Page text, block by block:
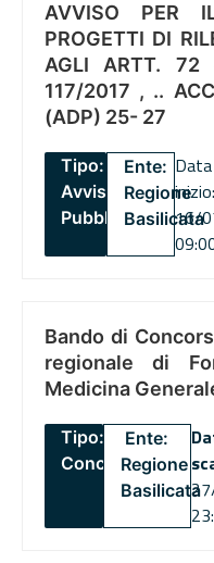
AVVISO PER
PROGETTI DI
AGLI ARTT.
117/2017 , ..
(ADP) 25- 27
Tipo:
Avviso
Pubblico
Ente:
Regione
Basilicata
Data
inizio:
16/
Bando di
regionale di
Medicina
Tipo:
Concorsi
Ente:
Regione
Basilicata